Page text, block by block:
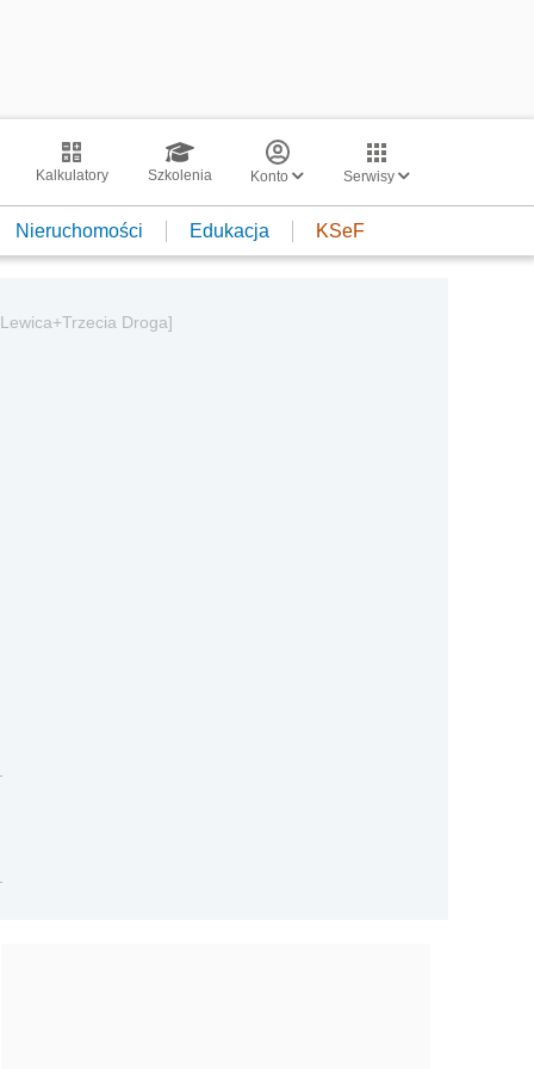
Kalkulatory Szkolenia Konto Serwisy
Nieruchomości Edukacja KSeF
Droga]